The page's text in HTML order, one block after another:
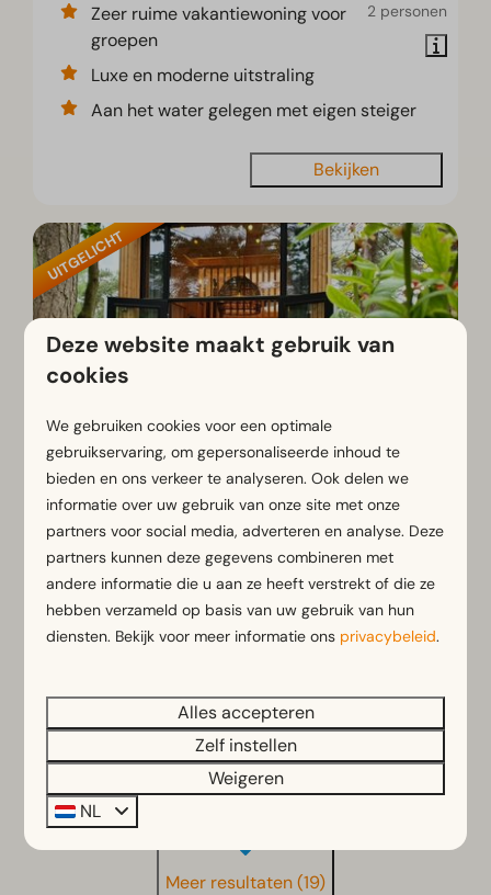
2 personen
Zeer ruime vakantiewoning voor
groepen
Luxe en moderne uitstraling
Aan het water gelegen met eigen steiger
Bekijken
UITGELICHT
€ 305
€ 265
3 nachten
2 personen
Tiny House 2
Limburg, Belfeld
2
1
Sommige
Intiem verblijf voor twee
personen
Met gedeelde hottub en vuurplaats
Bekijken
Meer resultaten (19)
Deze website maakt gebruik van
cookies
We gebruiken cookies voor een optimale
gebruikservaring, om gepersonaliseerde inhoud te
bieden en ons verkeer te analyseren. Ook delen we
informatie over uw gebruik van onze site met onze
partners voor social media, adverteren en analyse. Deze
partners kunnen deze gegevens combineren met
andere informatie die u aan ze heeft verstrekt of die ze
hebben verzameld op basis van uw gebruik van hun
diensten. Bekijk voor meer informatie ons privacybeleid.
Alles accepteren
Zelf instellen
Weigeren
NL